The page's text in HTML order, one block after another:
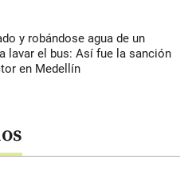
y robándose agua de un
lavar el bus: Así fue la sanción
en Medellín